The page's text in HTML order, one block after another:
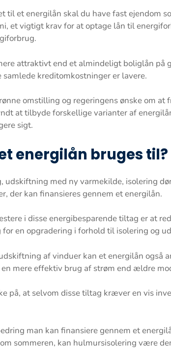
til et energilån skal du have fast ejendom
et vigtigt krav for at optage lån til
attraktivt end et almindeligt boliglån
kreditomkostninger er lavere.
omstilling og regeringens ønske om
at tilbyde forskellige varianter af
sigt.
energilån bruges til?
udskiftning med ny varmekilde, isolering
der kan finansieres gennem et energilån.
i disse energibesparende tiltag er at
en opgradering i forhold til isolering og
af vinduer kan et energilån også
mere effektiv brug af strøm end ældre
på, at selvom disse tiltag kræver en vis
man kan finansiere gennem et
sommeren, kan hulmursisolering være